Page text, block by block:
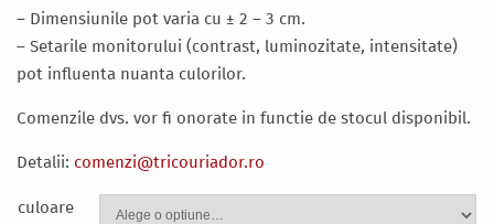
– Dimensiunile pot varia cu ± 2 – 3 cm.
– Setarile monitorului (contrast, luminozitate, intensitate)
pot influenta nuanta culorilor.
Comenzile dvs. vor fi onorate in functie de stocul disponibil.
Detalii: comenzi@tricouriador.ro
culoare